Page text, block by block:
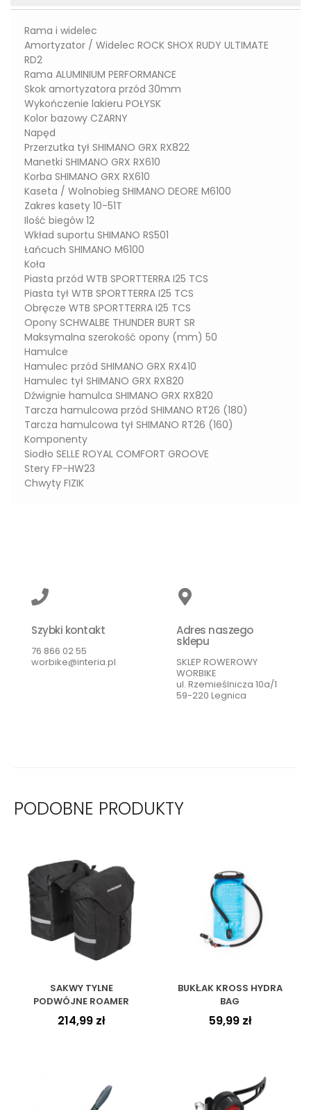
Rama i widelec
Amortyzator / Widelec ROCK SHOX RUDY ULTIMATE
RD2
Rama ALUMINIUM PERFORMANCE
Skok amortyzatora przód 30mm
Wykończenie lakieru POŁYSK
Kolor bazowy CZARNY
Napęd
Przerzutka tył SHIMANO GRX RX822
Manetki SHIMANO GRX RX610
Korba SHIMANO GRX RX610
Kaseta / Wolnobieg SHIMANO DEORE M6100
Zakres kasety 10-51T
Ilość biegów 12
Wkład suportu SHIMANO RS501
Łańcuch SHIMANO M6100
Koła
Piasta przód WTB SPORTTERRA I25 TCS
Piasta tył WTB SPORTTERRA I25 TCS
Obręcze WTB SPORTTERRA I25 TCS
Opony SCHWALBE THUNDER BURT SR
Maksymalna szerokość opony (mm) 50
Hamulce
Hamulec przód SHIMANO GRX RX410
Hamulec tył SHIMANO GRX RX820
Dźwignie hamulca SHIMANO GRX RX820
Tarcza hamulcowa przód SHIMANO RT26 (180)
Tarcza hamulcowa tył SHIMANO RT26 (160)
Komponenty
Siodło SELLE ROYAL COMFORT GROOVE
Stery FP-HW23
Chwyty FIZIK
Szybki kontakt
76 866 02 55
worbike@interia.pl
Adres naszego
sklepu
SKLEP ROWEROWY
WORBIKE
ul. Rzemieślnicza 10a/1
59-220 Legnica
PODOBNE PRODUKTY
SAKWY TYLNE
PODWÓJNE ROAMER
214,99 zł
BUKŁAK KROSS HYDRA
BAG
59,99 zł